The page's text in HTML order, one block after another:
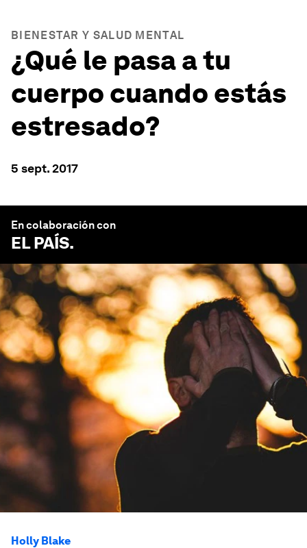
BIENESTAR Y SALUD MENTAL
¿Qué le pasa a tu
cuerpo cuando estás
estresado?
5 sept. 2017
En colaboración con
EL PAÍS.
Holly Blake